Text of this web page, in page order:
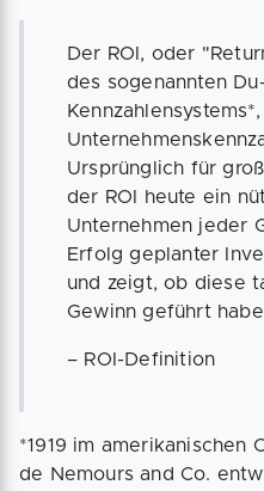
Der ROI, oder
des sogenannten
Ursprünglich für
der ROI heute ein
Unternehmen jeder
Erfolg geplanter
und zeigt, ob diese
Gewinn geführt
– ROI-Definition
*1919 im amerikanischen
de Nemours and Co.